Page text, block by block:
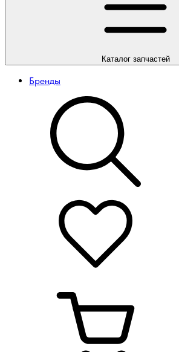
Каталогзапчастей
Бренды